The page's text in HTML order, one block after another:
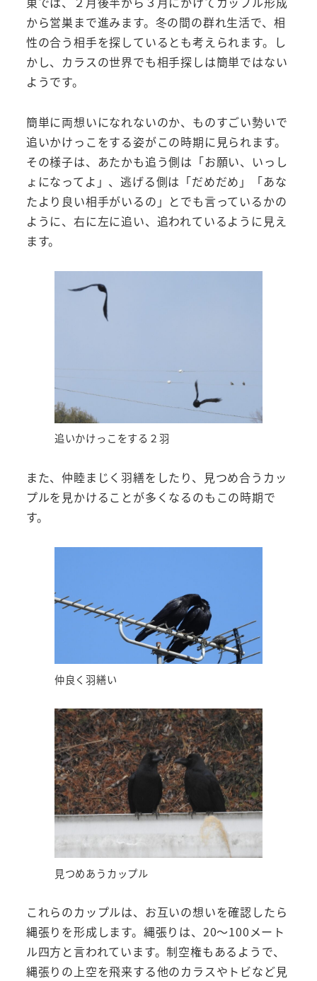
から営巣まで進みます。冬の間の群れ生活で、相
性の合う相手を探しているとも考えられます。し
かし、カラスの世界でも相手探しは簡単ではない
ようです。
簡単に両想いになれないのか、ものすごい勢いで
追いかけっこをする姿がこの時期に見られます。
その様子は、あたかも追う側は「お願い、いっし
ょになってよ」、逃げる側は「だめだめ」「あな
たより良い相手がいるの」とでも言っているかの
ように、右に左に追い、追われているように見え
ます。
追いかけっこをする２羽
また、仲睦まじく羽繕をしたり、見つめ合うカッ
プルを見かけることが多くなるのもこの時期で
す。
仲良く羽繕い
見つめあうカップル
これらのカップルは、お互いの想いを確認したら
縄張りを形成します。縄張りは、20～100メート
ル四方と言われています。制空権もあるようで、
縄張りの上空を飛来する他のカラスやトビなど見